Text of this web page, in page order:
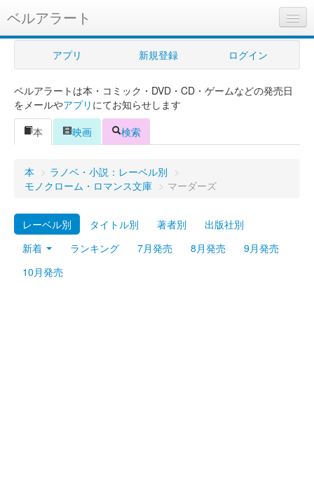
ベルアラート
ベルアラートとは
ヘルプ
新規登録
ログイン
購入管理
Myシェルフ
プレミアム
アプリ 新規登録 ログイン
ベルアラートは本・コミック・DVD・CD・ゲームなどの発売日
をメールやアプリ にてお知らせします
本
映画 検索
本 > ラノベ・小説：レーベル別 >
モノクローム・ロマンス文庫 > マーダーズ
レーベル別 タイトル別 著者別
出版社別
新着
ランキング 7月発売 8月発売
9月発売
10月発売